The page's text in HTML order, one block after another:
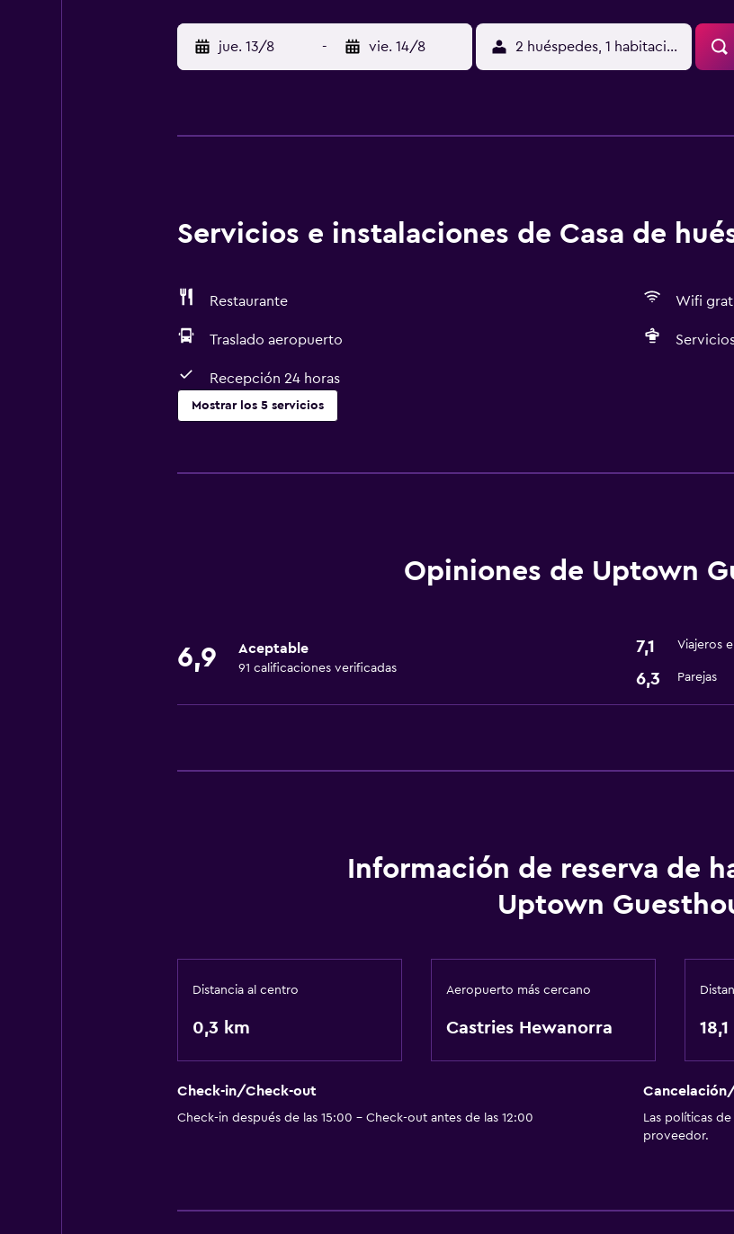
jue. 13/8 - vie. 14/8 2 huéspedes, 1 habitación
Servicios e instalaciones de Casa de
Restaurante Wifi
Traslado aeropuerto
Recepción 24 horas
Mostrar los 5 servicios
Traslado aeropuerto
Servicios de
Opiniones de Uptown
6,9 Aceptable
91 calificaciones verificadas
7,1 Viajeros
6,3 Parejas
Información de reserva de
Uptown
Distancia al centro
0,3 km
Aeropuerto más cercano
Castries Hewanorra
Check-in/Check-out
Check-in después de las 15:00 - Check-out antes de las 12:00
Las políticas
proveedor.